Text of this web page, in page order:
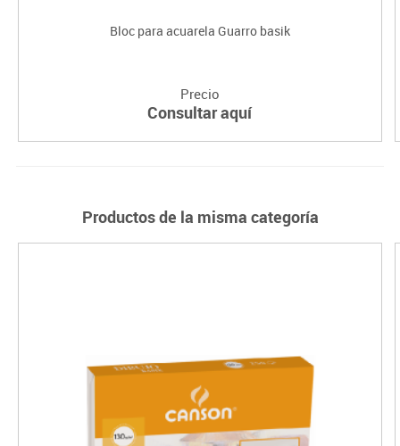
Bloc para acuarela Guarro basik
Precio
Consultar aquí
Productos de la misma categoría